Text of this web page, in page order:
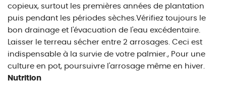
copieux, surtout les premières années de plantation
puis pendant les périodes sèches.Vérifiez toujours le
bon drainage et l'évacuation de l'eau excédentaire.
Laisser le terreau sécher entre 2 arrosages. Ceci est
indispensable à la survie de votre palmier., Pour une
culture en pot, poursuivre l'arrosage même en hiver.
Nutrition